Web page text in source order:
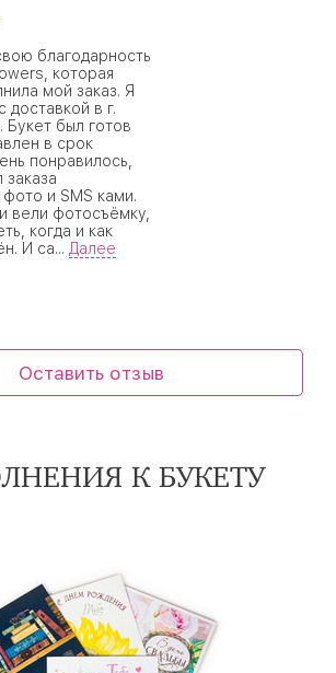
благодарность
которая
мой заказ. Я
доставкой в г.
был готов
в срок
понравилось,
заказа
и SMS ками.
вели фотосъёмку,
когда и как
И са... Далее
Оставить отзыв
К БУКЕТУ